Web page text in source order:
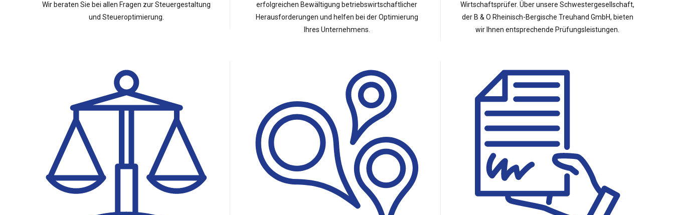
Wir beraten Sie bei allen Fragen zur Steuergestaltung
und Steueroptimierung.
erfolgreichen Bewältigung betriebswirtschaftlicher
Herausforderungen und helfen bei der Optimierung
Ihres Unternehmens.
Wirtschaftsprüfer. Über unsere Schwestergesellschaft,
der B & O Rheinisch-Bergische Treuhand GmbH, bieten
wir Ihnen entsprechende Prüfungsleistungen.